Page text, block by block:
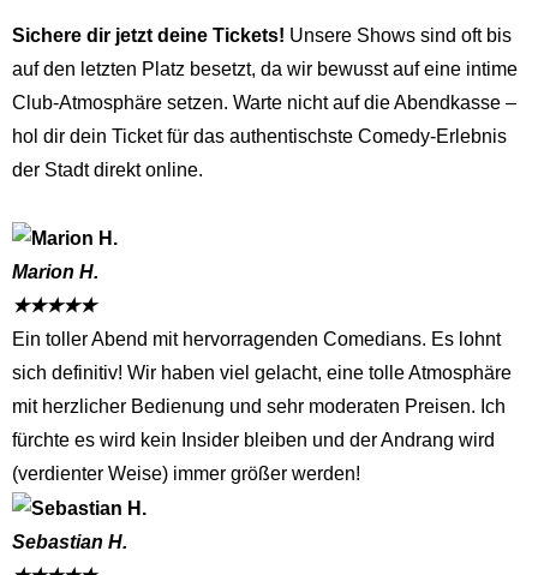
Sichere dir jetzt deine Tickets! Unsere Shows sind oft bis
auf den letzten Platz besetzt, da wir bewusst auf eine intime
Club-Atmosphäre setzen. Warte nicht auf die Abendkasse –
hol dir dein Ticket für das authentischste Comedy-Erlebnis
der Stadt direkt online.
Marion H.
★★★★★
Ein toller Abend mit hervorragenden Comedians. Es lohnt
sich definitiv! Wir haben viel gelacht, eine tolle Atmosphäre
mit herzlicher Bedienung und sehr moderaten Preisen. Ich
fürchte es wird kein Insider bleiben und der Andrang wird
(verdienter Weise) immer größer werden!
Sebastian H.